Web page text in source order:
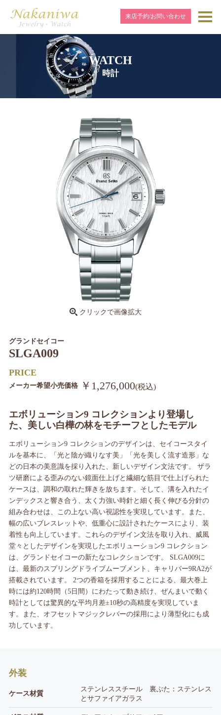
来店予約/お問い合わせ
WATCH
時計
クリックで画像拡大
グランドセイコー
SLGA009
PRICE
メーカー希望小売価格 ￥1,276,000(税込)
エボリューション9 コレクションより登場し
た、美しい白樺の林をモチーフとしたモデル
エボリューション9 コレクションのデザインは、セイコースタイ
ルを基本に、「光と陰が織りなす美」「光を美しく流す造形」な
どの日本の美意識を採り入れた、新しいデザイン文法です。 ザラ
ツ研磨による歪みのない鏡面仕上げと繊細な筋目で仕上げられた
ケースは、調和の取れた輝きを放ちます。そして、溝を入れたイ
ンデックスと響き合う、太く力強い時針と細く長く伸びる分針の
組み合わせは、この上ない高い視認性を実現しています。また、
幅の広いブレスレットや、低重心に設計されたケースにより、装
着性も向上しています。これらのデザイン文法を取り入れ、威風
堂々としたデザインを実現したエボリューション9 コレクション
は、グランドセイコーの新たなコレクションです。 SLGA009に
は、最新のスプリングドライブムーブメント、キャリバー9RA2が
搭載されています。 2つの香箱を採用することによる、最大巻上
時には約120時間（5日間）にわたって動き続け、ぜんまいで動く
時計としては驚異的な平均月差±10秒の高精度を実現していま
す。また、オフセットマジックレバーの採用により薄型化にも成
功しています。
外装
ケース材質
ステンレススチール 裏ぶた：ステンレス
とサファイアガラス